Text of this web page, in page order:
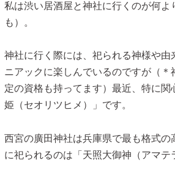
私は渋い居酒屋と神社に行くのが何よ
も）。
神社に行く際には、祀られる神様や由
ニアックに楽しんでいるのですが（＊
定の資格も持ってます）最近、特に関
姫（セオリツヒメ）」です。
西宮の廣田神社は兵庫県で最も格式の
に祀られるのは「天照大御神（アマテ